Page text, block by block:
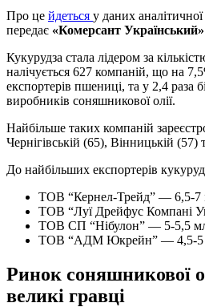
Про це йдеться у даних
передає «Комерсант Український»
Кукурудза стала лідером за
налічується 627 компаній, що на
експортерів пшениці, та у 2,4 раза
виробників соняшникової олії.
Найбільше таких компаній
Чернігівській (65), Вінницькій (57)
До найбільших експортерів
ТОВ “Кернел-Трейд” — 6,5-7
ТОВ “Луї Дрейфус Компані
ТОВ СП “Нібулон” — 5-5,5
ТОВ “АДМ Юкрейн” — 4,5-5
Ринок соняшникової
великі гравці